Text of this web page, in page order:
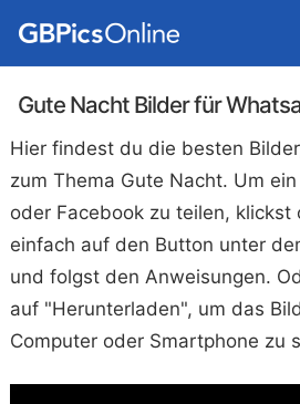
Gute Nacht Bilder für
Hier findest du die besten
zum Thema Gute Nacht. Um
oder Facebook zu teilen, klickst
einfach auf den Button unter
und folgst den Anweisungen.
auf "Herunterladen", um das
Computer oder Smartphone zu